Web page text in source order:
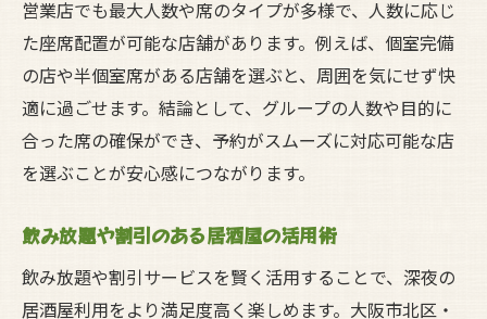
営業店でも最大人数や席のタイプが多様で、人数に応じ
た座席配置が可能な店舗があります。例えば、個室完備
の店や半個室席がある店舗を選ぶと、周囲を気にせず快
適に過ごせます。結論として、グループの人数や目的に
合った席の確保ができ、予約がスムーズに対応可能な店
を選ぶことが安心感につながります。
飲み放題や割引のある居酒屋の活用術
飲み放題や割引サービスを賢く活用することで、深夜の
居酒屋利用をより満足度高く楽しめます。大阪市北区・